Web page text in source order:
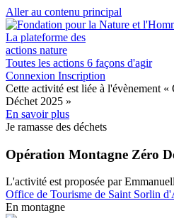
Aller au contenu principal
La plateforme des
actions nature
Toutes les actions 6 façons d'agir
Connexion Inscription
Cette activité est liée à l'évènement «
Déchet 2025 »
En savoir plus
Je ramasse des déchets
Opération Montagne Zéro
L'activité est proposée par
Office de Tourisme de Saint Sorlin
En montagne